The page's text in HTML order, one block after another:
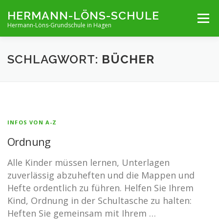
Inhalt
springen
HERMANN-LÖNS-SCHULE
Hermann-Löns-Grundschule in Hagen
Menü
TERMINE UNSERE SCHULE INFOS VON A-Z
SCHLAGWORT: BÜCHER
INFOS VON A-Z
Ordnung
Alle Kinder müssen lernen, Unterlagen
zuverlässig abzuheften und die Mappen und
Hefte ordentlich zu führen. Helfen Sie Ihrem
Kind, Ordnung in der Schultasche zu halten:
Heften Sie gemeinsam mit Ihrem …